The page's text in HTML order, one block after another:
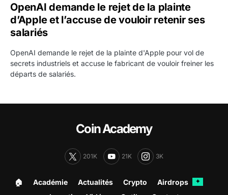
OpenAI demande le rejet de la plainte
d’Apple et l’accuse de vouloir retenir ses
salariés
OpenAI demande le rejet de la plainte d'Apple pour vol de
secrets industriels et accuse le fabricant de vouloir freiner les
départs de salariés.
Coin Academy
201K 21K 3K
🏠︎ Académie Actualités Crypto Airdrops ✦